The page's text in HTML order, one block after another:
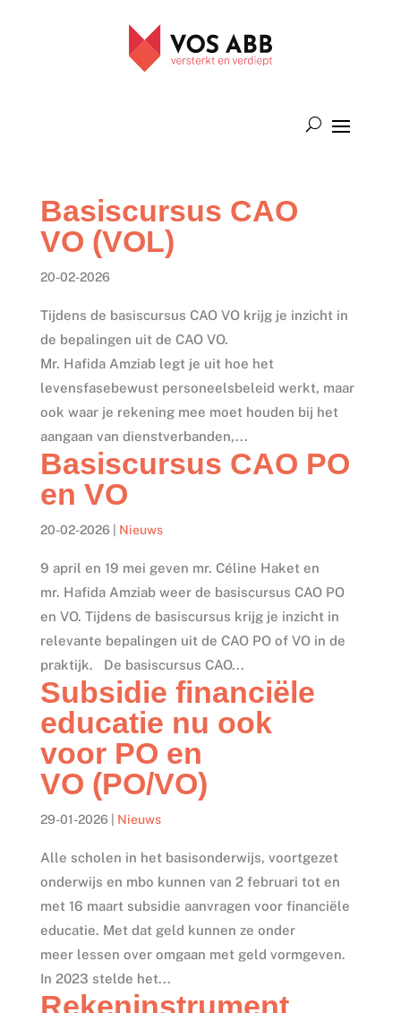
Basiscursus CAO
VO (VOL)
20-02-2026
Tijdens de basiscursus CAO VO krijg je inzicht in
de bepalingen uit de CAO VO.
Mr. Hafida Amziab legt je uit hoe het
levensfasebewust personeelsbeleid werkt, maar
ook waar je rekening mee moet houden bij het
aangaan van dienstverbanden,...
Basiscursus CAO PO
en VO
20-02-2026 Nieuws
9 april en 19 mei geven mr. Céline Haket en
mr. Hafida Amziab weer de basiscursus CAO PO
en VO. Tijdens de basiscursus krijg je inzicht in
relevante bepalingen uit de CAO PO of VO in de
praktijk. De basiscursus CAO...
Subsidie financiële
educatie nu ook
voor PO en
VO (PO/VO)
29-01-2026 Nieuws
Alle scholen in het basisonderwijs, voortgezet
onderwijs en mbo kunnen van 2 februari tot en
met 16 maart subsidie aanvragen voor financiële
educatie. Met dat geld kunnen ze onder
meer lessen over omgaan met geld vormgeven.
In 2023 stelde het...
Rekeninstrument